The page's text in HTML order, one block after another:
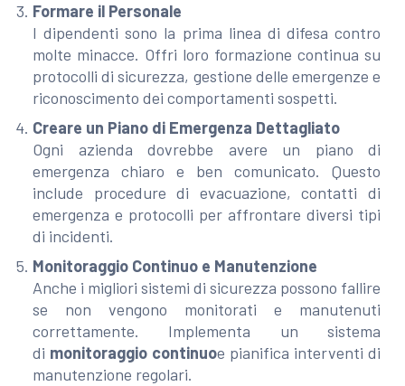
Formare il Personale
I dipendenti sono la prima linea di difesa contro
molte minacce. Offri loro formazione continua su
protocolli di sicurezza, gestione delle emergenze e
riconoscimento dei comportamenti sospetti.
Creare un Piano di Emergenza Dettagliato
Ogni azienda dovrebbe avere un piano di
emergenza chiaro e ben comunicato. Questo
include procedure di evacuazione, contatti di
emergenza e protocolli per affrontare diversi tipi
di incidenti.
Monitoraggio Continuo e Manutenzione
Anche i migliori sistemi di sicurezza possono fallire
se non vengono monitorati e manutenuti
correttamente. Implementa un sistema
di monitoraggio continuoe pianifica interventi di
manutenzione regolari.